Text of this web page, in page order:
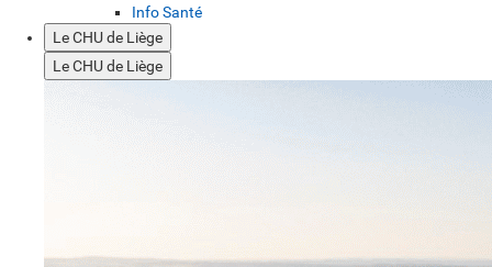
Info Santé
Le CHU de Liège
Le CHU de Liège